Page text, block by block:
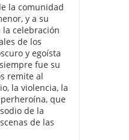
la comunidad
y a su
celebración
de los
y egoísta
fue su
remite al
la violencia, la
que
de la
de las